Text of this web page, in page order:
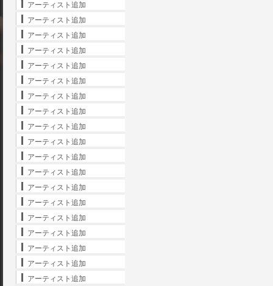
アーティスト追加
アーティスト追加
アーティスト追加
アーティスト追加
アーティスト追加
アーティスト追加
アーティスト追加
アーティスト追加
アーティスト追加
アーティスト追加
アーティスト追加
アーティスト追加
アーティスト追加
アーティスト追加
アーティスト追加
アーティスト追加
アーティスト追加
アーティスト追加
アーティスト追加